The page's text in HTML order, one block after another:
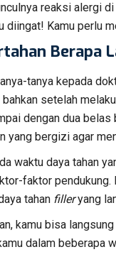
reaksi alergi
diingat! Kamu perlu
Berapa
tanya kepada
setelah
dengan dua
yang bergizi agar
waktu daya tahan
faktor pendukung.
tahan filleryang
kamu bisa
dalam beberapa